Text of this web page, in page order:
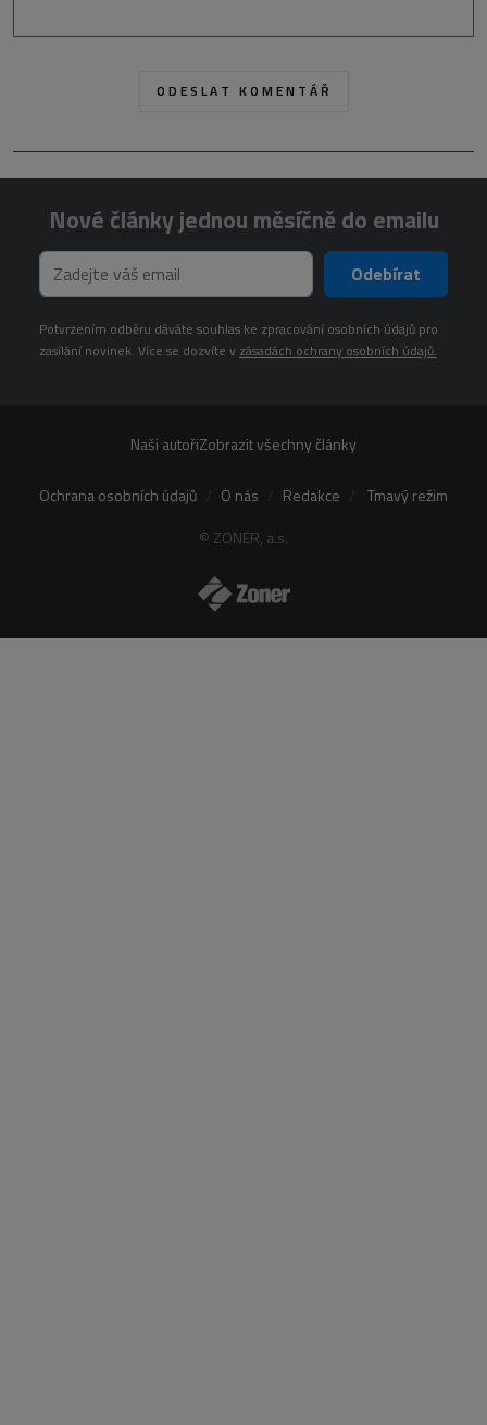
Nové články jednou měsíčně do emailu
Odebírat
Potvrzením odběru dáváte souhlas ke zpracování osobních údajů pro
zasílání novinek. Více se dozvíte v zásadách ochrany osobních údajů.
Naši autořiZobrazit všechny články
© ZONER, a.s.
Ochrana osobních údajů O nás Redakce Tmavý režim